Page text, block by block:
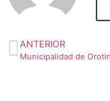
ANTERIOR